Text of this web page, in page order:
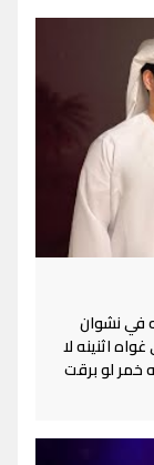
في نشوان
اثنينه لا
لو برقت